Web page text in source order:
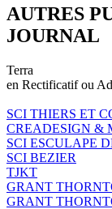
AUTRES
JOURNAL
Terra
en Rectificatif ou
SCI THIERS ET
CREADESIGN &
SCI ESCULAPE
SCI BEZIER
TJKT
GRANT
GRANT